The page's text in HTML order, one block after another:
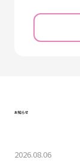
お知らせ
2026.08.06